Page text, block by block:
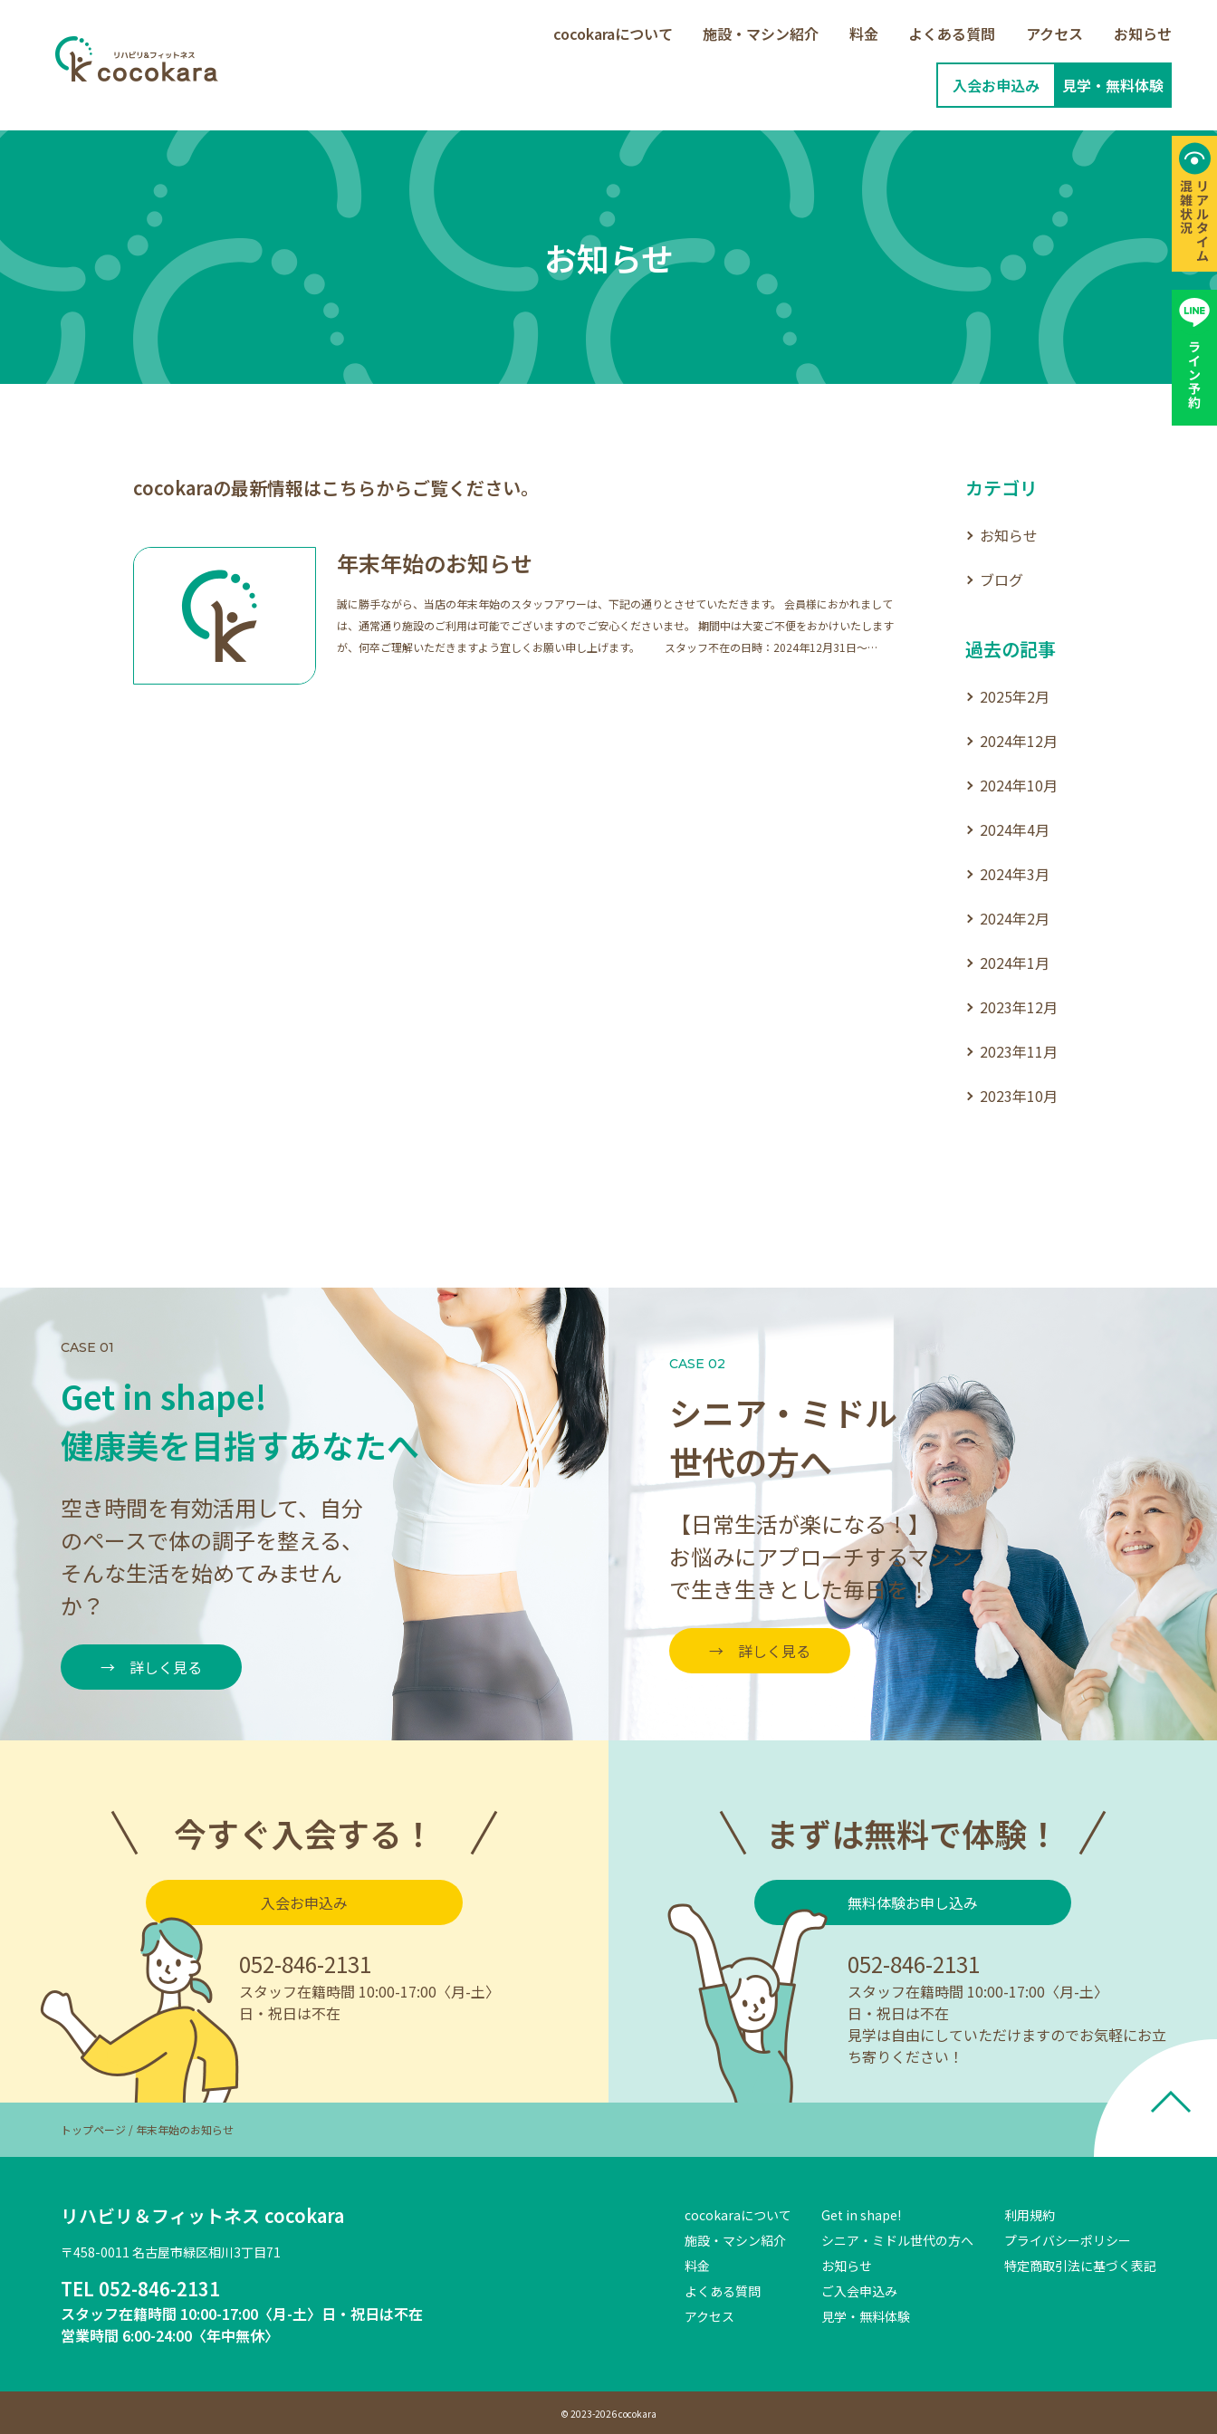
cocokaraについて 施設・マシン紹介 料金 よくある質問 アクセス お知らせ
入会お申込み 見学・無料体験
お知らせ
cocokaraの最新情報はこちらからご覧ください。
年末年始のお知らせ
誠に勝手ながら、当店の年末年始のスタッフアワーは、下記の通りとさせていただきます。 会員様におかれまして
は、通常通り施設のご利用は可能でございますのでご安心くださいませ。 期間中は大変ご不便をおかけいたします
が、何卒ご理解いただきますよう宜しくお願い申し上げます。 スタッフ不在の日時：2024年12月31日～…
カテゴリ
お知らせ
ブログ
過去の記事
2025年2月
2024年12月
2024年10月
2024年4月
2024年3月
2024年2月
2024年1月
2023年12月
2023年11月
2023年10月
CASE 01
Get in shape!
健康美を目指すあなたへ
空き時間を有効活用して、自分
のペースで体の調子を整える、
そんな生活を始めてみません
か？
詳しく見る
CASE 02
シニア・ミドル
世代の方へ
【日常生活が楽になる！】
お悩みにアプローチするマシン
で生き生きとした毎日を！
詳しく見る
今すぐ入会する！
入会お申込み
052-846-2131
スタッフ在籍時間 10:00-17:00〈月-土〉
日・祝日は不在
まずは無料で体験！
無料体験お申し込み
052-846-2131
スタッフ在籍時間 10:00-17:00〈月-土〉
日・祝日は不在
見学は自由にしていただけますのでお気軽にお立
ち寄りください！
トップページ / 年末年始のお知らせ
リハビリ＆フィットネス cocokara
〒458-0011 名古屋市緑区相川3丁目71
TEL 052-846-2131
スタッフ在籍時間 10:00-17:00〈月-土〉日・祝日は不在
営業時間 6:00-24:00〈年中無休〉
cocokaraについて
施設・マシン紹介
料金
よくある質問
アクセス
Get in shape!
シニア・ミドル世代の方へ
お知らせ
ご入会申込み
見学・無料体験
利用規約
プライバシーポリシー
特定商取引法に基づく表記
© 2023-2026 cocokara